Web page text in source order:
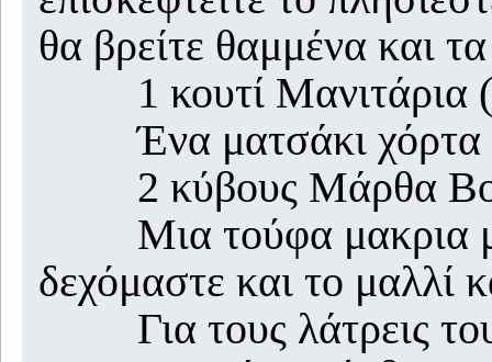
θα βρείτε θαμμένα και
1 κουτί Μανιτάρια
Ένα ματσάκι χόρτα
2 κύβους Μάρθα
Μια τούφα μακρια
δεχόμαστε και το μαλλί
Για τους λάτρεις του